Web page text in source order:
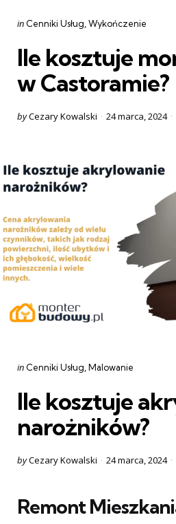
Categories
Posted
in Cenniki Usług Wykończenie
Ile kosztuje
w Castoramie?
Posted
byCezary Kowalski 24 marca, 2024
Categories
Posted
in Cenniki Usług Malowanie
Ile kosztuje
narożników?
Posted
byCezary Kowalski 24 marca, 2024
Remont